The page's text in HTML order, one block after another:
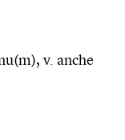
v. anche